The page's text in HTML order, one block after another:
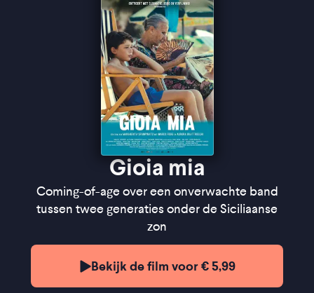
Gioia mia
Coming-of-age over een onverwachte band
tussen twee generaties onder de Siciliaanse
zon
Bekijk de film voor € 5,99